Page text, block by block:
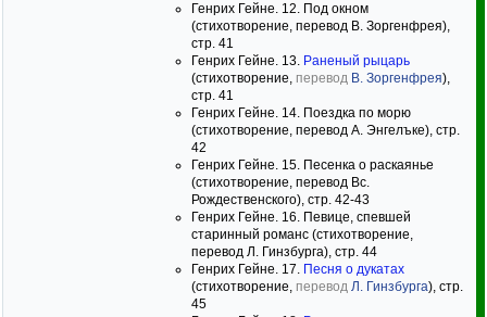
Генрих Гейне. 12. Под окном
(стихотворение, перевод В. Зоргенфрея),
стр. 41
Генрих Гейне. 13. Раненый рыцарь
(стихотворение, перевод В. Зоргенфрея),
стр. 41
Генрих Гейне. 14. Поездка по морю
(стихотворение, перевод А. Энгелъке), стр.
42
Генрих Гейне. 15. Песенка о раскаянье
(стихотворение, перевод Вс.
Рождественского), стр. 42-43
Генрих Гейне. 16. Певице, спевшей
старинный романс (стихотворение,
перевод Л. Гинзбурга), стр. 44
Генрих Гейне. 17. Песня о дукатах
(стихотворение, перевод Л. Гинзбурга), стр.
45